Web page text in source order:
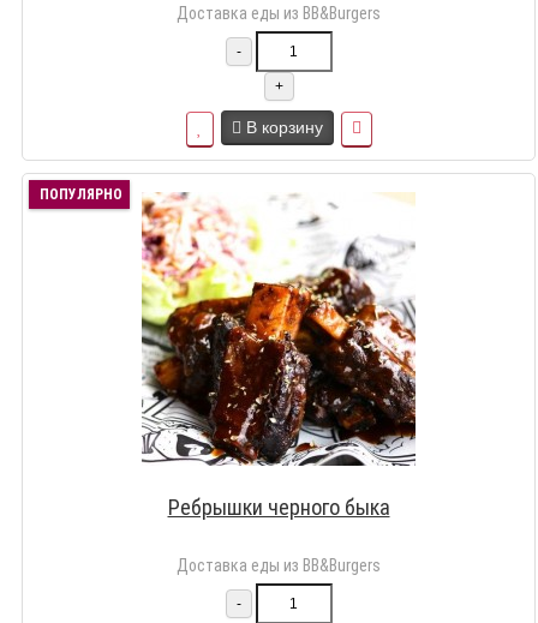
Доставка еды из BB&Burgers
-
+
В корзину
ПОПУЛЯРНО
Ребрышки черного быка
Доставка еды из BB&Burgers
-